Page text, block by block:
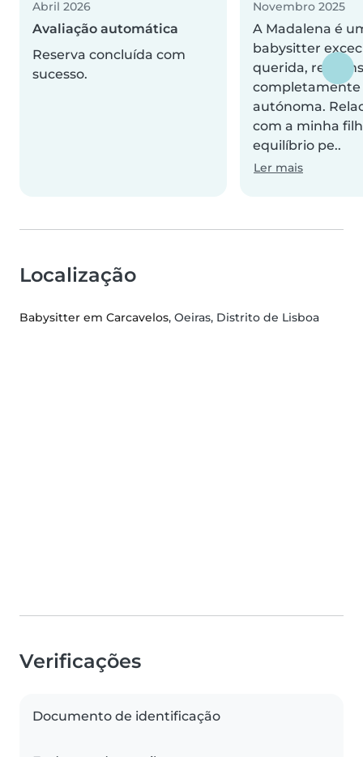
Abril 2026
Avaliação automática
Reserva concluída com
sucesso.
Novembro 2025
A Madalena é
babysitter
querida,
completamente
autónoma.
com a minha
equilíbrio pe..
Ler mais
Localização
Babysitter em Carcavelos, Oeiras, Distrito de Lisboa
Verificações
Documento de identificação